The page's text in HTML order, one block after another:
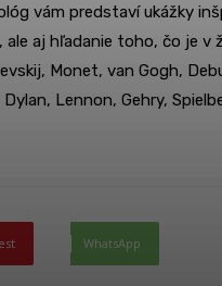
vám predstaví ukážky
aj hľadanie toho, čo je
Monet, van Gogh,
Lennon, Gehry,
WhatsApp